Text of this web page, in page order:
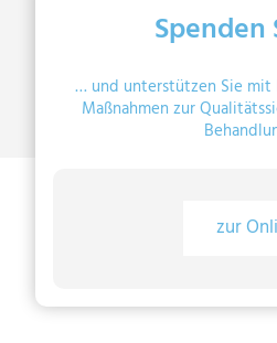
… und unterstützen Sie mit
Maßnahmen zur
zur